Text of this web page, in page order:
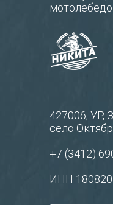
427006, УР,
село
+7 (3412)
ИНН